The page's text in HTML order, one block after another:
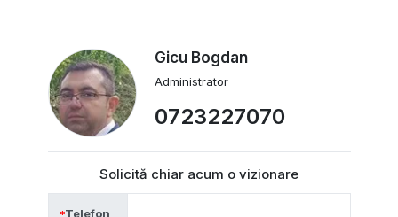
Gicu Bogdan
Administrator
0723227070
Solicită chiar acum o vizionare
Telefon